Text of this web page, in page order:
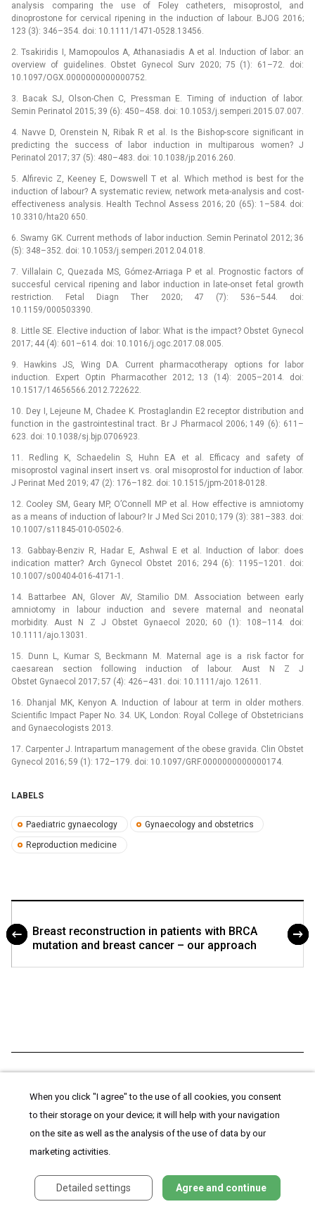
analysis comparing the use of Foley catheters, misoprostol, and
dinoprostone for cervical ripening in the induction of labour. BJOG 2016;
123 (3): 346–354. doi: 10.1111/1471-0528.13456.
2. Tsakiridis I, Mamopoulos A, Athanasiadis A et al. Induction of labor: an
overview of guidelines. Obstet Gynecol Surv 2020; 75 (1): 61–72. doi:
10.1097/OGX.0000000000000752.
3. Bacak SJ, Olson-Chen C, Pressman E. Timing of induction of labor.
Semin Perinatol 2015; 39 (6): 450–458. doi: 10.1053/j.semperi.2015.07.007.
4. Navve D, Orenstein N, Ribak R et al. Is the Bishop-score signiﬁcant in
predicting the success of labor induction in multiparous women? J
Perinatol 2017; 37 (5): 480–483. doi: 10.1038/jp.2016.260.
5. Alfirevic Z, Keeney E, Dowswell T et al. Which method is best for the
induction of labour? A systematic review, network meta-analysis and cost-
effectiveness analysis. Health Technol Assess 2016; 20 (65): 1–584. doi:
10.3310/hta20 650.
6. Swamy GK. Current methods of labor induction. Semin Perinatol 2012; 36
(5): 348–352. doi: 10.1053/j.semperi.2012.04.018.
7. Villalain C, Quezada MS, Gómez-Arriaga P et al. Prognostic factors of
succesful cervical ripening and labor induction in late-onset fetal growth
restriction. Fetal Dia­gn Ther 2020; 47 (7): 536–544. doi:
10.1159/000503390.
8. Little SE. Elective induction of labor: What is the impact? Obstet Gynecol
2017; 44 (4): 601–614. doi: 10.1016/j.ogc.2017.08.005.
9. Hawkins JS, Wing DA. Current pharmacotherapy options for labor
induction. Expert Optin Pharmacother 2012; 13 (14): 2005–2014. doi:
10.1517/14656566.2012.722622.
10. Dey I, Lejeune M, Chadee K. Prostaglandin E2 receptor distribution and
function in the gastrointestinal tract. Br J Pharmacol 2006; 149 (6): 611–
623. doi: 10.1038/sj.bjp.0706923.
11. Redling K, Schaedelin S, Huhn EA et al. Efficacy and safety of
misoprostol vaginal insert insert vs. oral misoprostol for induction of labor.
J Perinat Med 2019; 47 (2): 176–182. doi: 10.1515/jpm-2018-0128.
12. Cooley SM, Geary MP, O’Connell MP et al. How effective is amniotomy
as a means of induction of labour? Ir J Med Sci 2010; 179 (3): 381–383. doi:
10.1007/s11845-010-0502-6.
13. Gabbay-Benziv R, Hadar E, Ashwal E et al. Induction of labor: does
indication matter? Arch Gynecol Obstet 2016; 294 (6): 1195–1201. doi:
10.1007/s00404-016-4171-1.
14. Battarbee AN, Glover AV, Stamilio DM. Association between early
amniotomy in labour induction and severe maternal and neonatal
morbidity. Aust N Z J Obstet Gynaecol 2020; 60 (1): 108–114. doi:
10.1111/ajo.13031.
15. Dunn L, Kumar S, Beckmann M. Maternal age is a risk factor for
caesarean section fol­lowing induction of labour. Aust N Z J
Obstet Gynaecol 2017; 57 (4): 426–431. doi: 10.1111/ajo. 12611.
16. Dhanjal MK, Kenyon A. Induction of labour at term in older mothers.
Scientific Impact Paper No. 34. UK, London: Royal College of Obstetricians
and Gynaecologists 2013.
17. Carpenter J. Intrapartum management of the obese gravida. Clin Obstet
Gynecol 2016; 59 (1): 172–179. doi: 10.1097/GRF.0000000000000174.
LABELS
Paediatric gynaecology Gynaecology and obstetrics
Reproduction medicine
Breast reconstruction in patients with BRCA
mutation and breast cancer – our approach
Czech Gynaecology
2021
6
When you click "I agree" to the use of all cookies, you consent
to their storage on your device; it will help with your navigation
on the site as well as the analysis of the use of data by our
marketing activities.
Detailed settings Agree and continue